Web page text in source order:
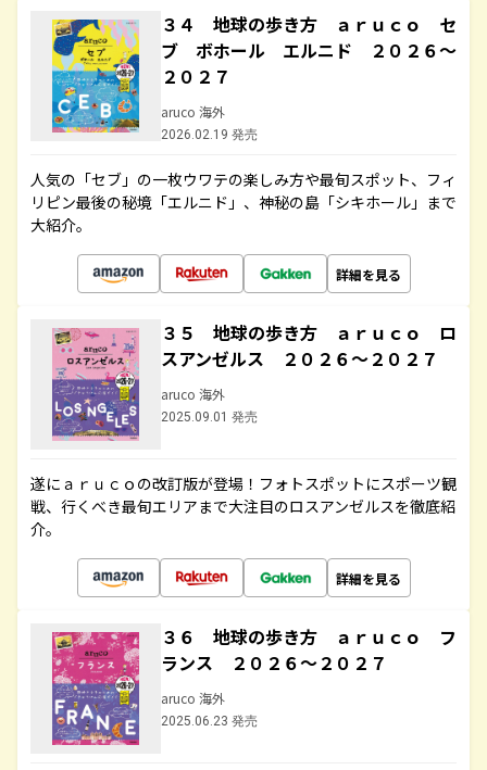
３４ 地球の歩き方 ａｒｕｃｏ セ
ブ ボホール エルニド ２０２６～
２０２７
aruco 海外
2026.02.19 発売
人気の「セブ」の一枚ウワテの楽しみ方や最旬スポット、フィ
リピン最後の秘境「エルニド」、神秘の島「シキホール」まで
大紹介。
詳細を見る
３５ 地球の歩き方 ａｒｕｃｏ ロ
スアンゼルス ２０２６～２０２７
aruco 海外
2025.09.01 発売
遂にａｒｕｃｏの改訂版が登場！フォトスポットにスポーツ観
戦、行くべき最旬エリアまで大注目のロスアンゼルスを徹底紹
介。
詳細を見る
３６ 地球の歩き方 ａｒｕｃｏ フ
ランス ２０２６～２０２７
aruco 海外
2025.06.23 発売